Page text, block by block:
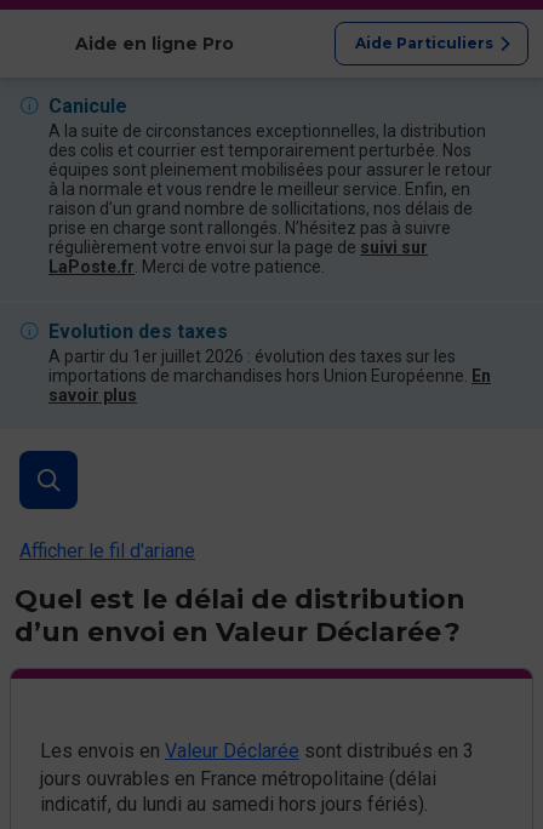
Aide en ligne Pro Aide Particuliers
Canicule
A la suite de circonstances exceptionnelles, la distribution
des colis et courrier est temporairement perturbée. Nos
équipes sont pleinement mobilisées pour assurer le retour
à la normale et vous rendre le meilleur service. Enfin, en
raison d’un grand nombre de sollicitations, nos délais de
prise en charge sont rallongés. N’hésitez pas à suivre
régulièrement votre envoi sur la page de suivi sur
LaPoste.fr . Merci de votre patience.
Evolution des taxes
A partir du 1er juillet 2026 : évolution des taxes sur les
importations de marchandises hors Union Européenne.
En
savoir plus
Afficher le fil d'ariane
Quel est le délai de distribution
d’un envoi en Valeur Déclarée ?
Les envois en Valeur Déclarée sont distribués en 3
jours ouvrables en France métropolitaine (délai
indicatif, du lundi au samedi hors jours fériés).